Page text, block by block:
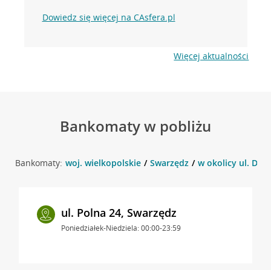
Dowiedz się więcej na CAsfera.pl
Więcej aktualności
Bankomaty w pobliżu
Bankomaty: woj. wielkopolskie Swarzędz w okolicy ul.
ul. Polna 24, Swarzędz
Poniedziałek-Niedziela: 00:00-23:59